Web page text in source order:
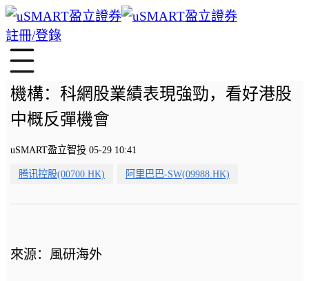
註冊/登錄
機構：科網股業績表現強勁，看好港股
中概反彈機會
uSMART盈立智投 05-29 10:41
腾讯控股(00700.HK) 阿里巴巴-SW(09988.HK)
來源：風研海外